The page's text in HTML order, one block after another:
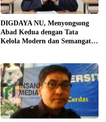
DIGDAYA NU, Menyongsong
Abad Kedua dengan Tata
Kelola Modern dan Semangat